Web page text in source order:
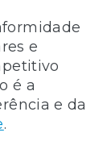
e
é a
e da
.